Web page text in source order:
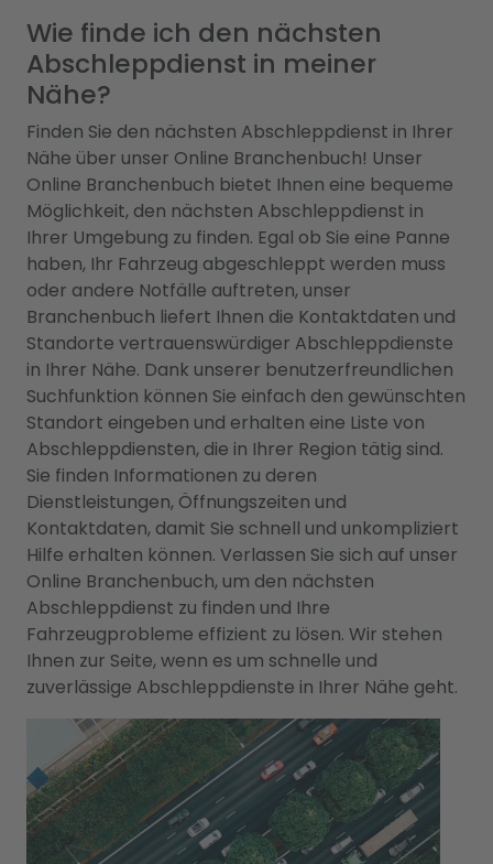
Wie finde ich den nächsten
Abschleppdienst in meiner
Nähe?
Finden Sie den nächsten Abschleppdienst in Ihrer
Nähe über unser Online Branchenbuch! Unser
Online Branchenbuch bietet Ihnen eine bequeme
Möglichkeit, den nächsten Abschleppdienst in
Ihrer Umgebung zu finden. Egal ob Sie eine Panne
haben, Ihr Fahrzeug abgeschleppt werden muss
oder andere Notfälle auftreten, unser
Branchenbuch liefert Ihnen die Kontaktdaten und
Standorte vertrauenswürdiger Abschleppdienste
in Ihrer Nähe. Dank unserer benutzerfreundlichen
Suchfunktion können Sie einfach den gewünschten
Standort eingeben und erhalten eine Liste von
Abschleppdiensten, die in Ihrer Region tätig sind.
Sie finden Informationen zu deren
Dienstleistungen, Öffnungszeiten und
Kontaktdaten, damit Sie schnell und unkompliziert
Hilfe erhalten können. Verlassen Sie sich auf unser
Online Branchenbuch, um den nächsten
Abschleppdienst zu finden und Ihre
Fahrzeugprobleme effizient zu lösen. Wir stehen
Ihnen zur Seite, wenn es um schnelle und
zuverlässige Abschleppdienste in Ihrer Nähe geht.